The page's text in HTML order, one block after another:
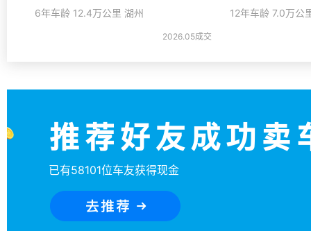
6年车龄 12.4万公里 湖州
2026.05成交
12年车龄 7.0万公
已有58101位车友获得现金